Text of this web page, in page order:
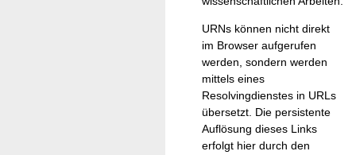
URNs können nicht direkt
im Browser aufgerufen
werden, sondern werden
mittels eines
Resolvingdienstes in URLs
übersetzt. Die persistente
Auflösung dieses Links
erfolgt hier durch den